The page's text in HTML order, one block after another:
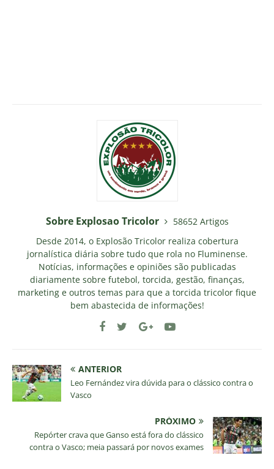
Sobre Explosao Tricolor
58652 Artigos
Desde 2014, o Explosão Tricolor realiza cobertura
jornalística diária sobre tudo que rola no Fluminense.
Notícias, informações e opiniões são publicadas
diariamente sobre futebol, torcida, gestão, finanças,
marketing e outros temas para que a torcida tricolor fique
bem abastecida de informações!
ANTERIOR
Leo Fernández vira dúvida para o clássico contra o
Vasco
PRÓXIMO
Repórter crava que Ganso está fora do clássico
contra o Vasco; meia passará por novos exames